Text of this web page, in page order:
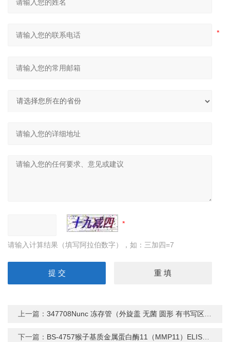
请输入计算结果（填写阿拉伯数字），如：三加四=7
上一篇：347708Nunc 冻存管（外旋盖 无菌 圆形 有书写区） 移液器
下一篇： BS-4757猴子基质金属蛋白酶11（MMP11）ELISA试剂盒